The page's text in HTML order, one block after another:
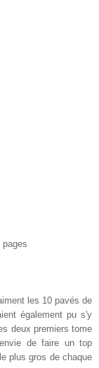
les 10 pavés de
également pu s'y
deux premiers tome
de faire un top
plus gros de chaque